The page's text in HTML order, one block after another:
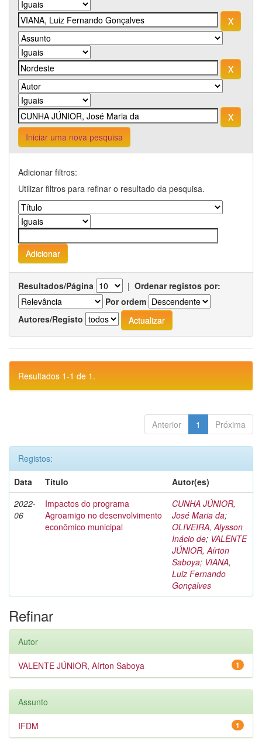
Iniciar uma nova pesquisa
Adicionar filtros:
Utilizar filtros para refinar o resultado da pesquisa.
Resultados/Página | Ordenar registos por:
Por ordem
Autores/Registo
Resultados 1-1 de 1.
Anterior 1 Próxima
Registos:
Data
Título
Autor(es)
2022-
06
Impactos do programa
Agroamigo no desenvolvimento
econômico municipal
CUNHA JÚNIOR,
José Maria da;
OLIVEIRA, Alysson
Inácio de; VALENTE
JÚNIOR, Aírton
Saboya; VIANA,
Luiz Fernando
Gonçalves
Refinar
Autor
1
VALENTE JÚNIOR, Aírton Saboya
Assunto
1
IFDM